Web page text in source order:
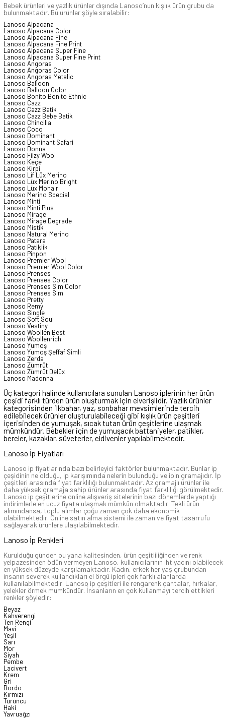
Bebek ürünleri ve yazlık ürünler dışında Lanoso’nun kışlık ürün grubu da
bulunmaktadır. Bu ürünler şöyle sıralabilir:
Lanoso Alpacana
Lanoso Alpacana Color
Lanoso Alpacana Fine
Lanoso Alpacana Fine Print
Lanoso Alpacana Super Fine
Lanoso Alpacana Super Fine Print
Lanoso Angoras
Lanoso Angoras Color
Lanoso Angoras Metalic
Lanoso Balloon
Lanoso Balloon Color
Lanoso Bonito Bonito Ethnic
Lanoso Cazz
Lanoso Cazz Batik
Lanoso Cazz Bebe Batik
Lanoso Chincilla
Lanoso Coco
Lanoso Dominant
Lanoso Dominant Safari
Lanoso Donna
Lanoso Filzy Wool
Lanoso Keçe
Lanoso Kirpi
Lanoso Lif Lüx Merino
Lanoso Lüx Merino Bright
Lanoso Lüx Mohair
Lanoso Merino Special
Lanoso Minti
Lanoso Minti Plus
Lanoso Mirage
Lanoso Mirage Degrade
Lanoso Mistik
Lanoso Natural Merino
Lanoso Patara
Lanoso Patiklik
Lanoso Pinpon
Lanoso Premier Wool
Lanoso Premier Wool Color
Lanoso Prenses
Lanoso Prenses Color
Lanoso Prenses Sim Color
Lanoso Prenses Sim
Lanoso Pretty
Lanoso Remy
Lanoso Single
Lanoso Soft Soul
Lanoso Vestiny
Lanoso Woollen Best
Lanoso Woollenrich
Lanoso Yumoş
Lanoso Yumoş Şeffaf Simli
Lanoso Zerda
Lanoso Zümrüt
Lanoso Zümrüt Delüx
Lanoso Madonna
Üç kategori halinde kullanıcılara sunulan Lanoso iplerinin her ürün
çeşidi farklı türden ürün oluşturmak için elverişlidir. Yazlık ürünler
kategorisinden ilkbahar, yaz, sonbahar mevsimlerinde tercih
edilebilecek ürünler oluşturulabileceği gibi kışlık ürün çeşitleri
içerisinden de yumuşak, sıcak tutan ürün çeşitlerine ulaşmak
mümkündür. Bebekler için de yumuşacık battaniyeler, patikler,
bereler, kazaklar, süveterler, eldivenler yapılabilmektedir.
Lanoso İp Fiyatları
Lanoso ip fiyatlarında bazı belirleyici faktörler bulunmaktadır. Bunlar ip
çeşidinin ne olduğu, ip karışımında nelerin bulunduğu ve ipin gramajıdır. İp
çeşitleri arasında fiyat farklılığı bulunmaktadır. Az gramajlı ürünler ile
daha yüksek gramaja sahip ürünler arasında fiyat farklılığı görülmektedir.
Lanoso ip çeşitlerine online alışveriş sitelerinin bazı dönemlerde yaptığı
indirimlerle en ucuz fiyata ulaşmak mümkün olmaktadır. Tekli ürün
alımındansa, toplu alımlar çoğu zaman çok daha ekonomik
olabilmektedir. Online satın alma sistemi ile zaman ve fiyat tasarrufu
sağlayarak ürünlere ulaşılabilmektedir.
Lanoso İp Renkleri
Kurulduğu günden bu yana kalitesinden, ürün çeşitliliğinden ve renk
yelpazesinden ödün vermeyen Lanoso, kullanıcılarının ihtiyacını olabilecek
en yüksek düzeyde karşılamaktadır. Kadın, erkek her yaş grubundan
insanın severek kullandıkları el örgü ipleri çok farklı alanlarda
kullanılabilmektedir. Lanoso ip çeşitleri ile rengarenk çantalar, hırkalar,
yelekler örmek mümkündür. İnsanların en çok kullanmayı tercih ettikleri
renkler şöyledir:
Beyaz
Kahverengi
Ten Rengi
Mavi
Yeşil
Sarı
Mor
Siyah
Pembe
Lacivert
Krem
Gri
Bordo
Kırmızı
Turuncu
Haki
Yavruağzı